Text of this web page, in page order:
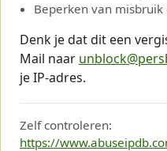
Beperken van misbruik
Denk je dat dit een
Mail naar
je IP-adres.
Zelf controleren:
https://